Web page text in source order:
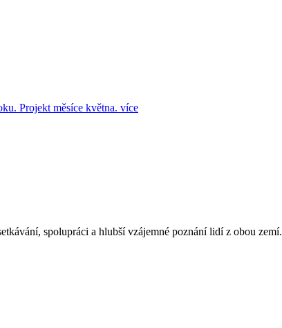
Projekt měsíce května. více
spolupráci a hlubší vzájemné poznání lidí z obou zemí.